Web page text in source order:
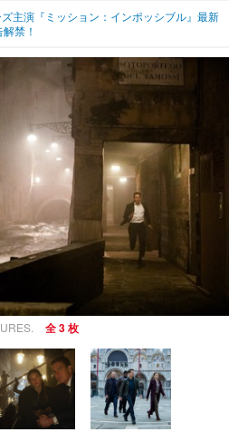
主演『ミッション：インポッシブル』最新
禁！
全 3 枚